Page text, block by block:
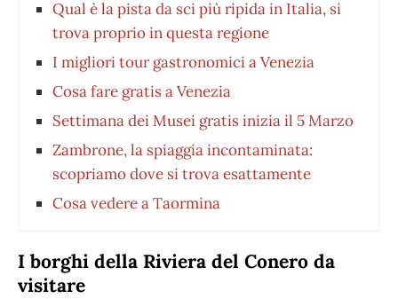
Qual è la pista da sci più ripida in Italia, si
trova proprio in questa regione
I migliori tour gastronomici a Venezia
Cosa fare gratis a Venezia
Settimana dei Musei gratis inizia il 5 Marzo
Zambrone, la spiaggia incontaminata:
scopriamo dove si trova esattamente
Cosa vedere a Taormina
I borghi della Riviera del Conero da
visitare